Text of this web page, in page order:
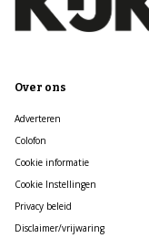
Over ons
Adverteren
Colofon
Cookie informatie
Cookie Instellingen
Privacy beleid
Disclaimer/vrijwaring